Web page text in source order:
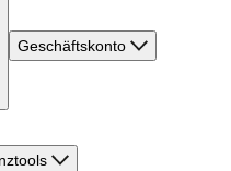
Geschäftskonto